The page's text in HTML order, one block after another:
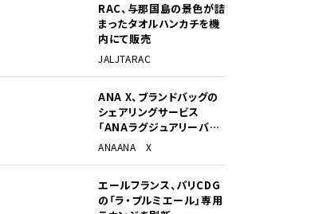
RAC、与那国島の景色が詰
まったタオルハンカチを機
内にて販売
JAL JTARAC
ANA X、ブランドバッグの
シェアリングサービス
「ANAラグジュアリーバッ
グ」開始
ANAANA X
エールフランス、パリCDG
の「ラ・プルミエール」専用